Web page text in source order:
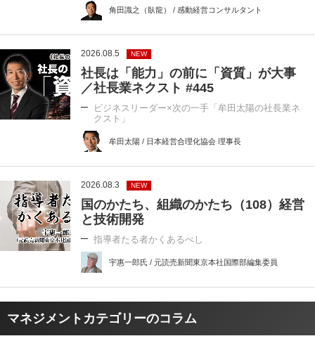
角田識之（臥龍） / 感動経営コンサルタント
2026.08.5 NEW
社長は「能力」の前に「資質」が大事
／社長業ネクスト #445
ビジネスリーダー×次の一手「牟田太陽の社長業ネ
クスト」
牟田太陽 / 日本経営合理化協会 理事長
2026.08.3 NEW
国のかたち、組織のかたち（108）経営
と技術開発
指導者たる者かくあるべし
宇惠一郎氏 / 元読売新聞東京本社国際部編集委員
マネジメントカテゴリーのコラム